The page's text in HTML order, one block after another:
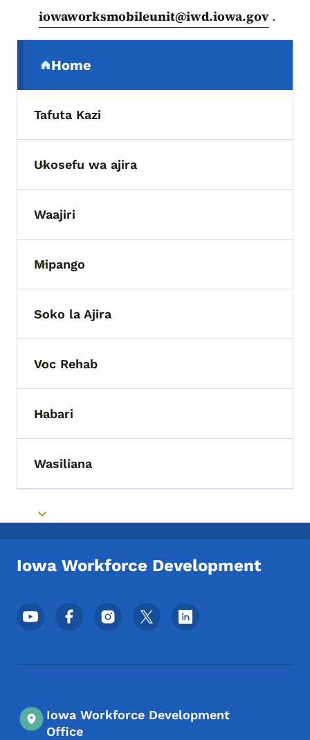
iowaworksmobileunit@iwd.iowa.gov .
Home
(parent section)
Tafuta Kazi
Toggle submenu
Ukosefu wa ajira
Toggle submenu
Waajiri
Toggle submenu
Mipango
Toggle submenu
Soko la Ajira
Toggle submenu
Voc Rehab
Toggle submenu
Habari
Toggle submenu
Wasiliana
Toggle submenu
Iowa Workforce Development
Menyu ya Mitandao ya Kijamii ya Chini
Iowa Workforce Development
Office